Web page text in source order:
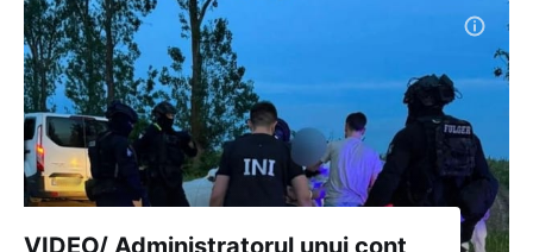
VIDEO/ Administratorul unui cont